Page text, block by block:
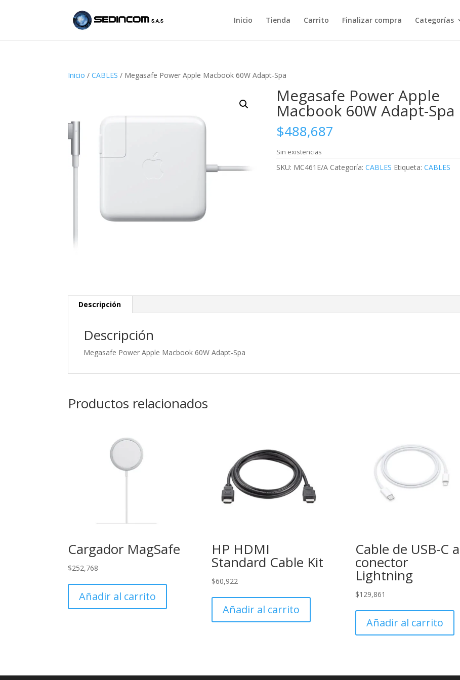
Inicio Tienda Carrito Finalizar compra Categorías
Inicio /CABLES / Megasafe Power Apple Macbook 60W Adapt-Spa
Megasafe Power Apple
Macbook 60W Adapt-Spa
$488,687
Sin existencias
SKU: MC461E/A Categoría:CABLES Etiqueta:CABLES
Descripción
Descripción
Megasafe Power Apple Macbook 60W Adapt-Spa
Productos relacionados
Cargador MagSafe
$252,768
Añadir al carrito
HP HDMI
Standard Cable Kit
$60,922
Añadir al carrito
Cable de USB-C a
conector
Lightning
$129,861
Añadir al carrito